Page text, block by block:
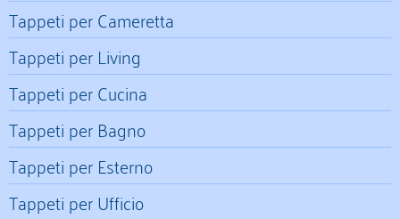
Tappeti per Cameretta
Tappeti per Living
Tappeti per Cucina
Tappeti per Bagno
Tappeti per Esterno
Tappeti per Ufficio